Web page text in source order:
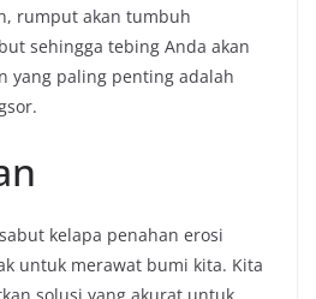
rumput akan tumbuh
sehingga tebing Anda akan
yang paling penting adalah
kelapa penahan erosi
untuk merawat bumi kita. Kita